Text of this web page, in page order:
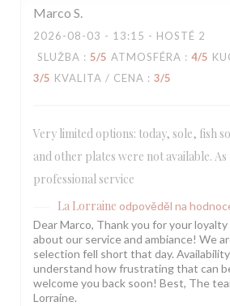
Marco S
2026-08-03 - 13:15 - HOSTÉ 2
SLUŽBA : 5/5 ATMOSFÉRA : 4/5
3/5 KVALITA / CENA : 3/5
Very limited options: today, sole, fish
and other plates were not available.
professional service
La Lorraine odpověděl na
Dear Marco, Thank you for your
about our service and ambiance! We
selection fell short that day.
understand how frustrating that can
welcome you back soon! Best, The
Lorraine.